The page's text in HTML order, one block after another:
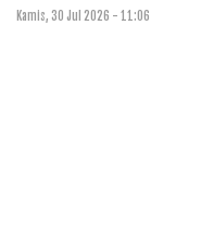
Kamis, 30 Jul 2026 - 11:06